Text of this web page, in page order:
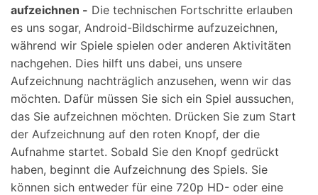
aufzeichnen - Die technischen Fortschritte erlauben
es uns sogar, Android-Bildschirme aufzuzeichnen,
während wir Spiele spielen oder anderen Aktivitäten
nachgehen. Dies hilft uns dabei, uns unsere
Aufzeichnung nachträglich anzusehen, wenn wir das
möchten. Dafür müssen Sie sich ein Spiel aussuchen,
das Sie aufzeichnen möchten. Drücken Sie zum Start
der Aufzeichnung auf den roten Knopf, der die
Aufnahme startet. Sobald Sie den Knopf gedrückt
haben, beginnt die Aufzeichnung des Spiels. Sie
können sich entweder für eine 720p HD- oder eine